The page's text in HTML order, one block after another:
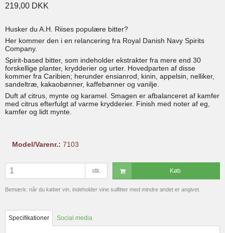
219,00 DKK
Husker du A.H. Riises populære bitter?
Her kommer den i en relancering fra Royal Danish Navy Spirits
Company.
Spirit-based bitter, som indeholder ekstrakter fra mere end 30
forskellige planter, krydderier og urter. Hovedparten af disse
kommer fra Caribien; herunder ensianrod, kinin, appelsin, nelliker,
sandeltræ, kakaobønner, kaffebønner og vanilje.
Duft af citrus, mynte og karamel. Smagen er afbalanceret af kamfer
med citrus efterfulgt af varme krydderier. Finish med noter af eg,
kamfer og lidt mynte.
Model/Varenr.: 7103
stk. Køb
Bemærk: når du køber vin, indeholder vine sulfitter med mindre andet er angivet.
Specifikationer Social media